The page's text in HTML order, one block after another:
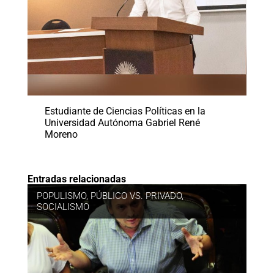
Estudiante de Ciencias Políticas en la
Universidad Autónoma Gabriel René
Moreno
Entradas relacionadas
POPULISMO, PÚBLICO VS. PRIVADO,
SOCIALISMO